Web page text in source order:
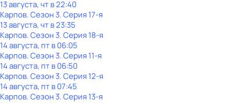
13 августа, чт в 22:40
Карпов. Сезон 3. Серия 17-я
13 августа, чт в 23:35
Карпов. Сезон 3. Серия 18-я
14 августа, пт в 06:05
Карпов. Сезон 3. Серия 11-я
14 августа, пт в 06:50
Карпов. Сезон 3. Серия 12-я
14 августа, пт в 07:45
Карпов. Сезон 3. Серия 13-я